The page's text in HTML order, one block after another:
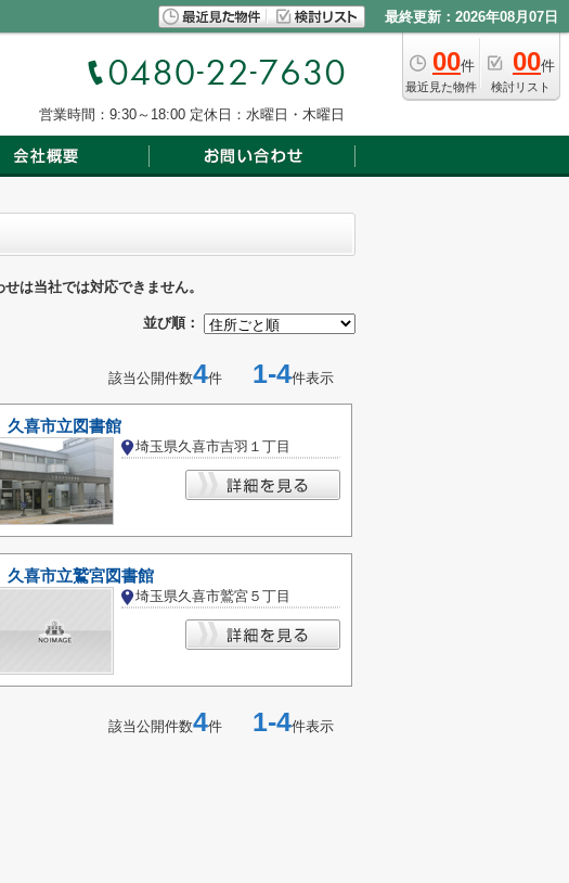
最終更新：2026年08月07日
00件
最近見た物件
00件
検討リスト
営業時間：9:30～18:00 定休日：水曜日・木曜日
は当社では対応できません。
並び順：
該当公開件数4件 1-4件表示
久喜市立図書館
埼玉県久喜市吉羽１丁目
久喜市立鷲宮図書館
埼玉県久喜市鷲宮５丁目
該当公開件数4件 1-4件表示